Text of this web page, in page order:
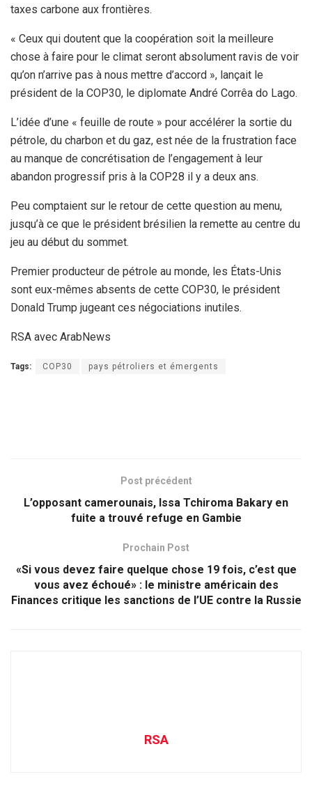
taxes carbone aux frontières.
« Ceux qui doutent que la coopération soit la meilleure
chose à faire pour le climat seront absolument ravis de voir
qu’on n’arrive pas à nous mettre d’accord », lançait le
président de la COP30, le diplomate André Corrêa do Lago.
L’idée d’une « feuille de route » pour accélérer la sortie du
pétrole, du charbon et du gaz, est née de la frustration face
au manque de concrétisation de l’engagement à leur
abandon progressif pris à la COP28 il y a deux ans.
Peu comptaient sur le retour de cette question au menu,
jusqu’à ce que le président brésilien la remette au centre du
jeu au début du sommet.
Premier producteur de pétrole au monde, les États-Unis
sont eux-mêmes absents de cette COP30, le président
Donald Trump jugeant ces négociations inutiles.
RSA avec ArabNews
Tags: COP30 pays pétroliers et émergents
Post précédent
L’opposant camerounais, Issa Tchiroma Bakary en
fuite a trouvé refuge en Gambie
Prochain Post
«Si vous devez faire quelque chose 19 fois, c’est que
vous avez échoué» : le ministre américain des
Finances critique les sanctions de l’UE contre la Russie
RSA